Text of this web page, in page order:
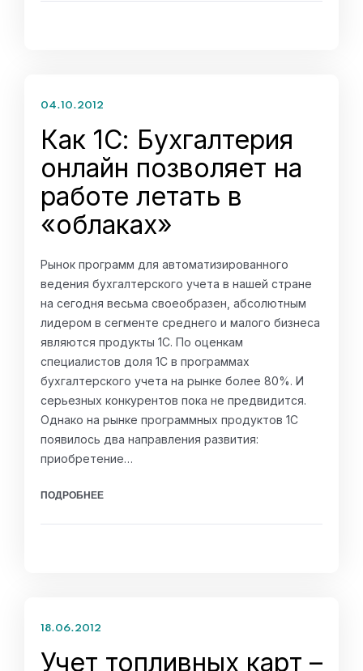
04.10.2012
Как 1С: Бухгалтерия
онлайн позволяет на
работе летать в
«облаках»
Рынок программ для автоматизированного
ведения бухгалтерского учета в нашей стране
на сегодня весьма своеобразен, абсолютным
лидером в сегменте среднего и малого бизнеса
являются продукты 1С. По оценкам
специалистов доля 1С в программах
бухгалтерского учета на рынке более 80%. И
серьезных конкурентов пока не предвидится.
Однако на рынке программных продуктов 1С
появилось два направления развития:
приобретение…
ПОДРОБНЕЕ
18.06.2012
Учет топливных карт –